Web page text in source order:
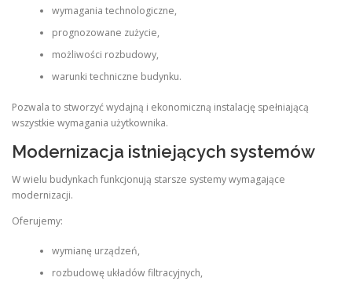
wymagania technologiczne,
prognozowane zużycie,
możliwości rozbudowy,
warunki techniczne budynku.
Pozwala to stworzyć wydajną i ekonomiczną instalację spełniającą
wszystkie wymagania użytkownika.
Modernizacja istniejących systemów
W wielu budynkach funkcjonują starsze systemy wymagające
modernizacji.
Oferujemy:
wymianę urządzeń,
rozbudowę układów filtracyjnych,